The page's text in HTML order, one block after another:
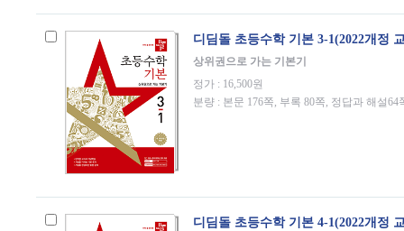
디딤돌 초등수학 기본 3-1(2022개정
상위권으로 가는 기본기
정가 : 16,500원
분량 : 본문 176쪽, 부록 80쪽, 정답과 해설64
디딤돌 초등수학 기본 4-1(2022개정